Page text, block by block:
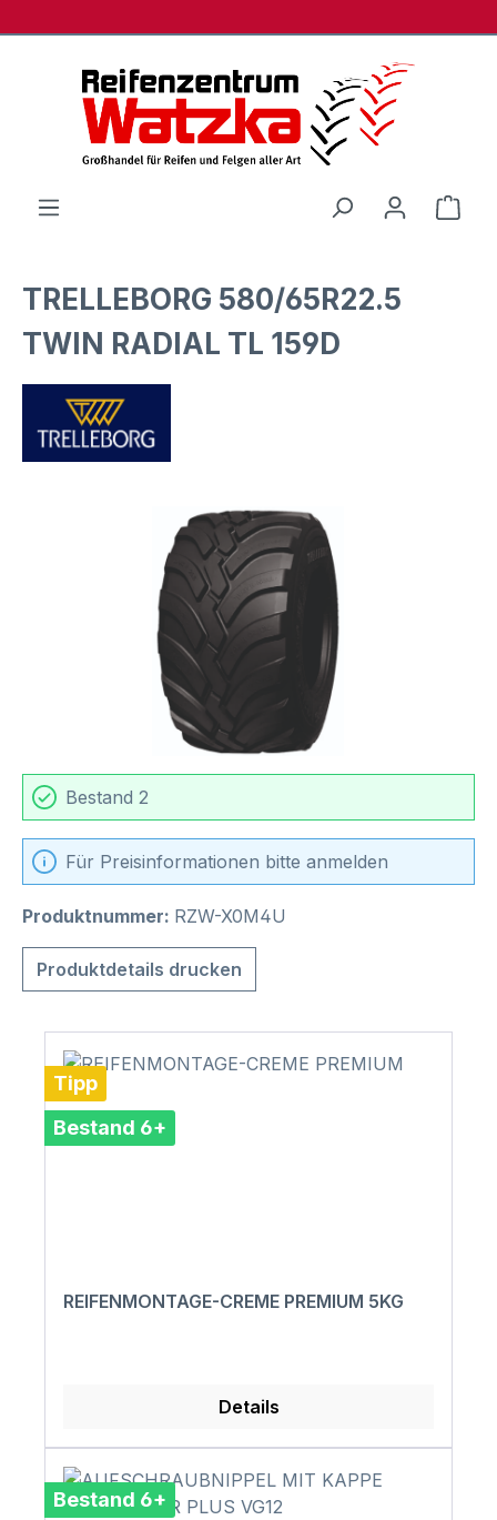
TRELLEBORG 580/65R22.5
TWIN RADIAL TL 159D
Bildergalerie überspringen
Bestand 2
Für Preisinformationen bitte anmelden
Produktnummer: RZW-X0M4U
Produktdetails drucken
Tipp
Bestand 6+
REIFENMONTAGE-CREME PREMIUM 5KG
Details
Bestand 6+